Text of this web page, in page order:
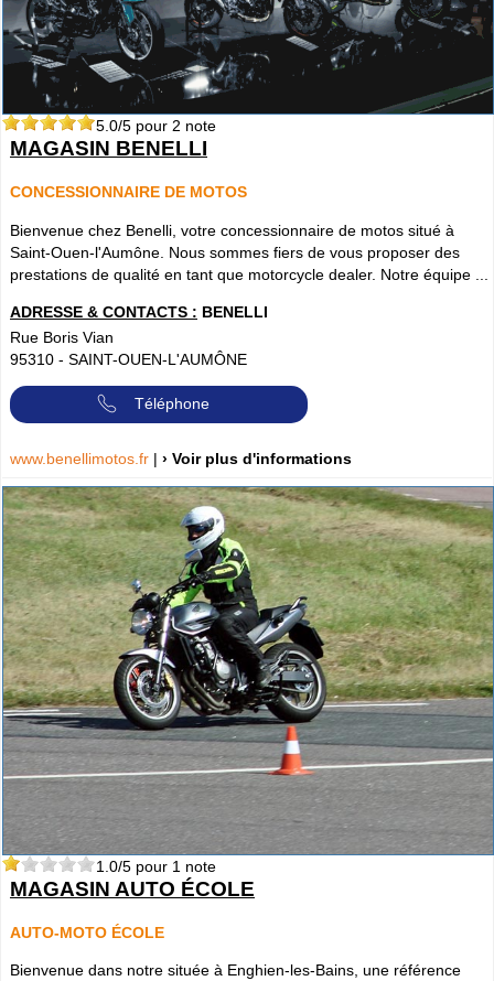
5.0/5 pour 2 note
MAGASIN BENELLI
CONCESSIONNAIRE DE MOTOS
Bienvenue chez Benelli, votre concessionnaire de motos situé à
Saint-Ouen-l'Aumône. Nous sommes fiers de vous proposer des
prestations de qualité en tant que motorcycle dealer. Notre équipe ...
ADRESSE & CONTACTS : BENELLI
Rue Boris Vian
95310 - SAINT-OUEN-L'AUMÔNE
Téléphone
www.benellimotos.fr | › Voir plus d'informations
1.0/5 pour 1 note
MAGASIN AUTO ÉCOLE
AUTO-MOTO ÉCOLE
Bienvenue dans notre située à Enghien-les-Bains, une référence